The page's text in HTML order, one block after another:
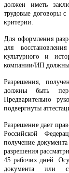
должен иметь
трудовые договоры
критерии.
Для оформления
для
культурного и
компании/ИП должны
Разрешения,
должны быть
Предварительно
подвергнуты
Разрешение дает
Российской
получение
разрешения
45 рабочих дней.
документа или с